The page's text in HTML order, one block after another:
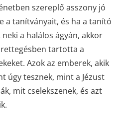
szereplő asszony jó
a tanítványait, és ha a tanító
a halálos ágyán, akkor
tartotta a
Azok az emberek, akik
úgy tesznek, mint a Jézust
mit cselekszenek, és azt